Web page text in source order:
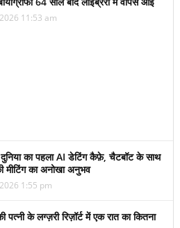
11:53 am
दुनिया का पहला AI डेटिंग कैफ़े, चैटबॉट के साथ
मीटिंग का अनोखा अनुभव
1:55 pm
के लग्ज़री रिज़ॉर्ट में एक रात का कितना